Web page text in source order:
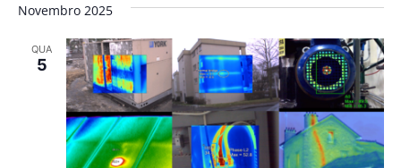
Novembro 2025
QUA
5